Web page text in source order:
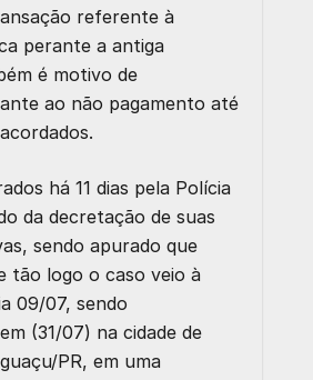
referente à
perante a antiga
é motivo de
ao não pagamento até
há 11 dias pela Polícia
da decretação de suas
sendo apurado que
tão logo o caso veio à
09/07, sendo
(31/07) na cidade de
PR, em uma